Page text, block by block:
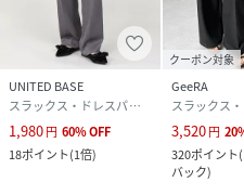
【moment+/モーメントプ
より豊かで充実したライフ
ンドかつベーシックな着回せ
供していきます。
≪お買い物をよりお楽しみい
☆商品のお気に入り登録
UNITED BASE
スラックス・ドレスパンツ
1,980円 60%OFF
18ポイント(1倍)
クーポン対象
GeeRA
3,520円 20
320ポイント(
バック)